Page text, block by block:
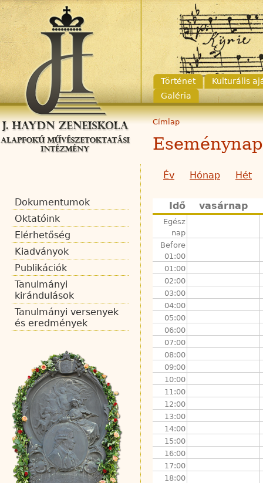
Történet
Kulturális
Galéria
Címlap
Év Hónap Hét
Idő vasárnap
Egész
nap
Before
01:00
01:00
02:00
03:00
04:00
05:00
06:00
07:00
08:00
09:00
10:00
11:00
12:00
13:00
14:00
15:00
16:00
17:00
18:00
Dokumentumok
Oktatóink
Elérhetőség
Kiadványok
Publikációk
Tanulmányi
kirándulások
Tanulmányi versenyek
és eredmények